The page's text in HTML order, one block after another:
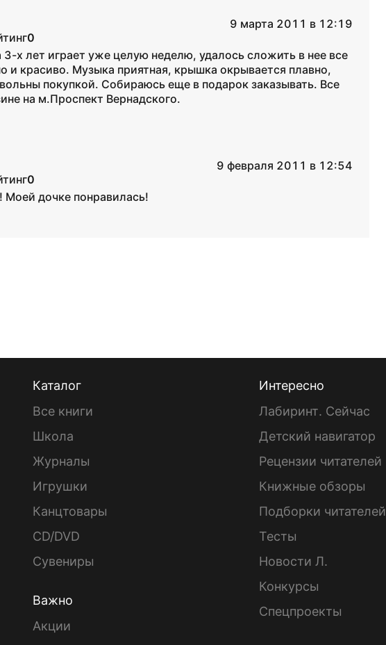
9 марта 2011 в 12:19
0
3-х лет играет уже целую неделю, удалось сложить в нее все
и красиво. Музыка приятная, крышка окрывается плавно,
покупкой. Собираюсь еще в подарок заказывать. Все
на м.Проспект Вернадского.
9 февраля 2011 в 12:54
0
дочке понравилась!
Каталог
Все книги
Школа
Журналы
Игрушки
Канцтовары
CD/DVD
Сувениры
Важно
Акции
Интересно
Лабиринт. Сейчас
Детский навигатор
Рецензии читателей
Книжные обзоры
Подборки читателей
Тесты
Новости Л.
Конкурсы
Спецпроекты